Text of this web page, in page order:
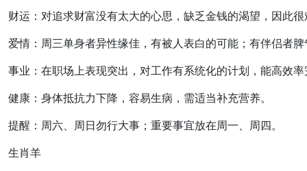
财运：对追求财富没有太大的心思，缺乏金钱的渴望，因此
爱情：周三单身者异性缘佳，有被人表白的可能；有伴侣者
事业：在职场上表现突出，对工作有系统化的计划，能高效
健康：身体抵抗力下降，容易生病，需适当补充营养。
提醒：周六、周日勿行大事；重要事宜放在周一、周四。
生肖羊